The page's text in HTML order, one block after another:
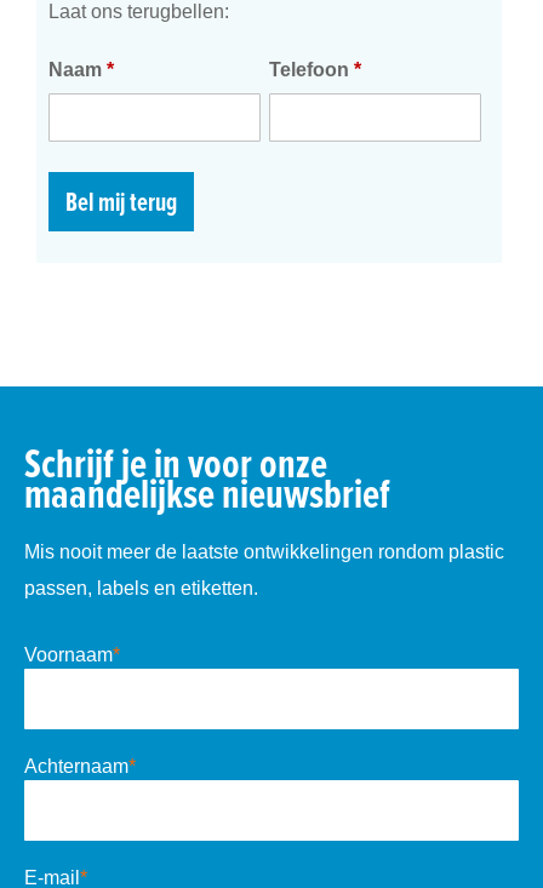
Laat ons terugbellen:
Naam * Telefoon *
Bel mij terug
Schrijf je in voor onze
maandelijkse nieuwsbrief
Mis nooit meer de laatste ontwikkelingen rondom plastic
passen, labels en etiketten.
Voornaam*
Achternaam*
E-mail *